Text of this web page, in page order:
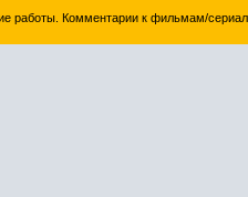
работы. Комментарии к фильмам/